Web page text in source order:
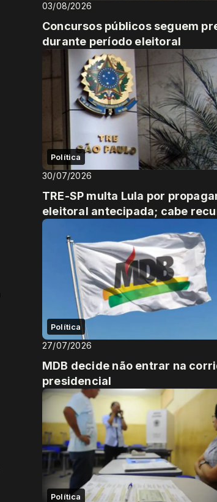
03/08/2026
Concursos públicos seguem
durante período eleitoral
Política
30/07/2026
TRE-SP multa Lula por
eleitoral antecipada; cabe
Política
27/07/2026
MDB decide não entrar na
presidencial
Política